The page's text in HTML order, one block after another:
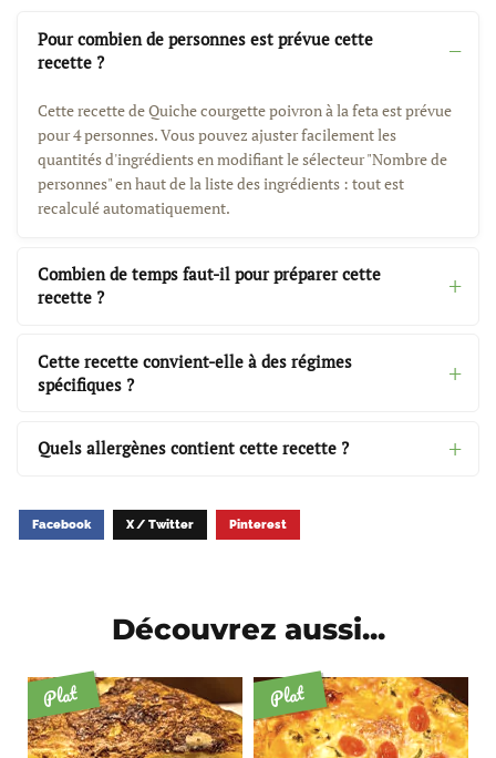
Pour combien de personnes est prévue cette
recette ?
Cette recette de Quiche courgette poivron à la feta est prévue
pour 4 personnes. Vous pouvez ajuster facilement les
quantités d'ingrédients en modifiant le sélecteur "Nombre de
personnes" en haut de la liste des ingrédients : tout est
recalculé automatiquement.
Combien de temps faut-il pour préparer cette
recette ?
Cette recette convient-elle à des régimes
spécifiques ?
Quels allergènes contient cette recette ?
Facebook X / Twitter Pinterest
Découvrez aussi...
Plat Plat